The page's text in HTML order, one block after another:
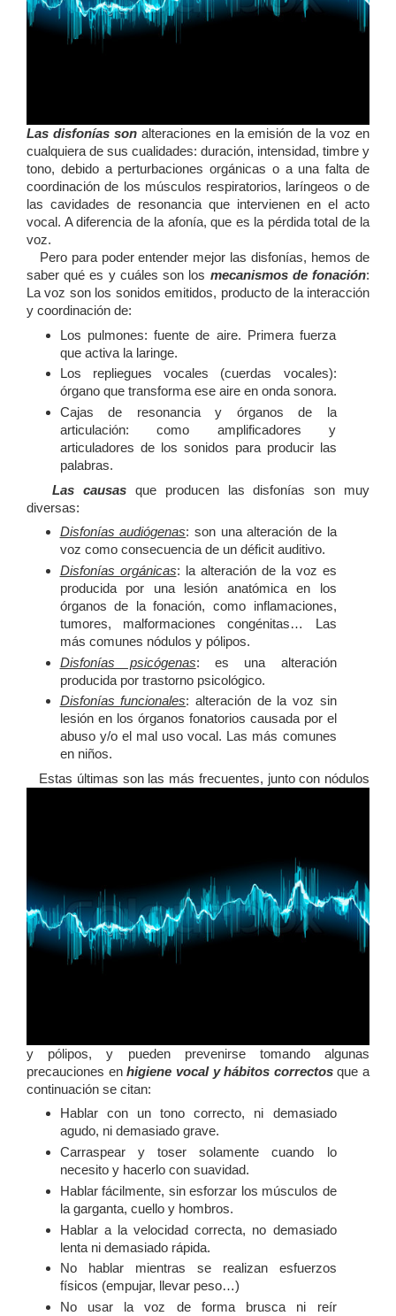
Las disfonías sonalteraciones en la emisión de la voz en
cualquiera de sus cualidades: duración, intensidad, timbre y
tono, debido a perturbaciones orgánicas o a una falta de
coordinación de los músculos respiratorios, laríngeos o de
las cavidades de resonancia que intervienen en el acto
vocal. A diferencia de la afonía, que es la pérdida total de la
voz.
Pero para poder entender mejor las disfonías, hemos de
saber qué es y cuáles son los mecanismos de fonación:
La voz son los sonidos emitidos, producto de la interacción
y coordinación de:
Los pulmones: fuente de aire. Primera fuerza
que activa la laringe.
Los repliegues vocales (cuerdas vocales):
órgano que transforma ese aire en onda sonora.
Cajas de resonancia y órganos de la
articulación: como amplificadores y
articuladores de los sonidos para producir las
palabras.
Las causas que producen las disfonías son muy
diversas:
Disfonías audiógenas: son una alteración de la
voz como consecuencia de un déficit auditivo.
Disfonías orgánicas: la alteración de la voz es
producida por una lesión anatómica en los
órganos de la fonación, como inflamaciones,
tumores, malformaciones congénitas… Las
más comunes nódulos y pólipos.
Disfonías psicógenas: es una alteración
producida por trastorno psicológico.
Disfonías funcionales: alteración de la voz sin
lesión en los órganos fonatorios causada por el
abuso y/o el mal uso vocal. Las más comunes
en niños.
Estas últimas son las más frecuentes, junto con nódulos
y pólipos, y pueden prevenirse tomando algunas
precauciones enhigiene vocal y hábitos correctosque a
continuación se citan:
Hablar con un tono correcto, ni demasiado
agudo, ni demasiado grave.
Carraspear y toser solamente cuando lo
necesito y hacerlo con suavidad.
Hablar fácilmente, sin esforzar los músculos de
la garganta, cuello y hombros.
Hablar a la velocidad correcta, no demasiado
lenta ni demasiado rápida.
No hablar mientras se realizan esfuerzos
físicos (empujar, llevar peso…)
No usar la voz de forma brusca ni reír